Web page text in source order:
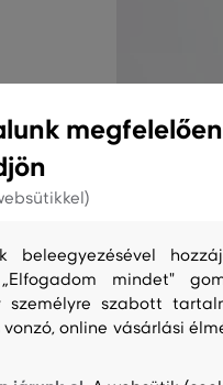
megfelelően
beleegyezésével
mindet"
szabott
online vásárlási